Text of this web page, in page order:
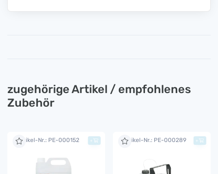
zugehörige Artikel / empfohlenes
Zubehör
Artikel-Nr.: PE-000152 + Artikel-Nr.: PE-000289 +